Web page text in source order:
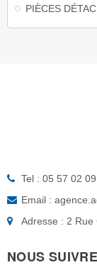
PIÈCES
Tel : 05 57 02
Email :
Adresse : 2
NOUS SUIVRE